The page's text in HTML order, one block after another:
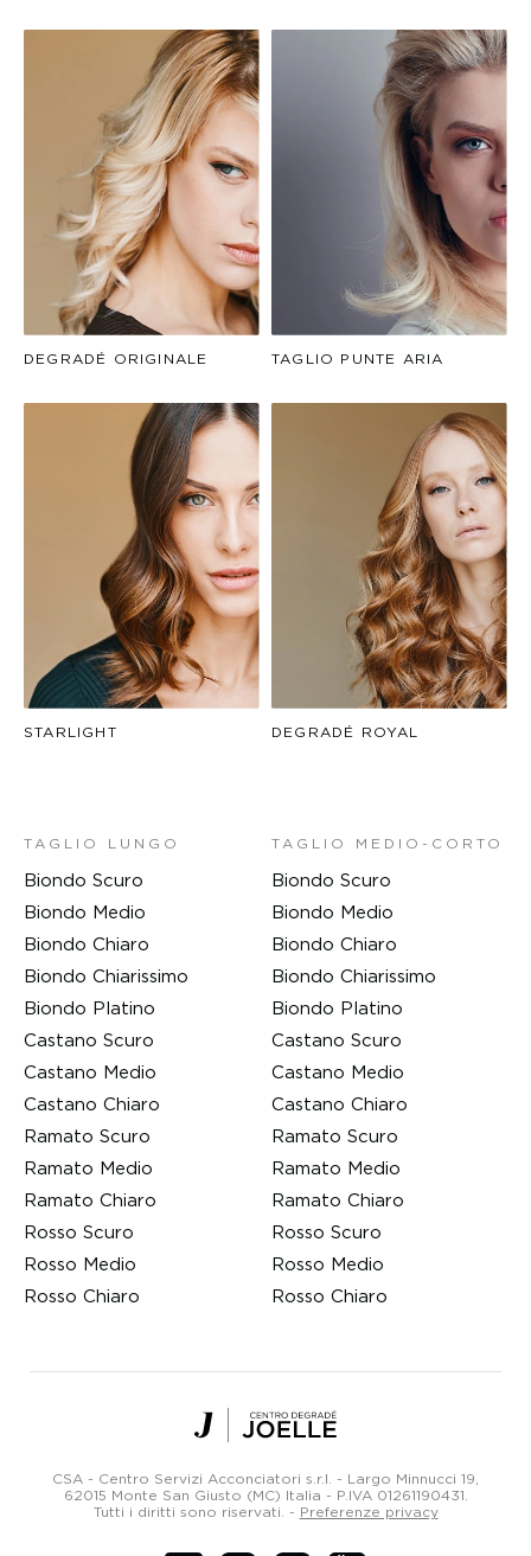
DEGRADÉ ORIGINALE TAGLIO PUNTE ARIA
STARLIGHT DEGRADÉ ROYAL
TAGLIO LUNGO
Biondo Scuro
Biondo Medio
Biondo Chiaro
Biondo Chiarissimo
Biondo Platino
Castano Scuro
Castano Medio
Castano Chiaro
Ramato Scuro
Ramato Medio
Ramato Chiaro
Rosso Scuro
Rosso Medio
Rosso Chiaro
TAGLIO MEDIO-CORTO
Biondo Scuro
Biondo Medio
Biondo Chiaro
Biondo Chiarissimo
Biondo Platino
Castano Scuro
Castano Medio
Castano Chiaro
Ramato Scuro
Ramato Medio
Ramato Chiaro
Rosso Scuro
Rosso Medio
Rosso Chiaro
Centro
Degradé
Parrucchieri
CSA - Centro Servizi Acconciatori s.r.l. - Largo Minnucci 19,
62015 Monte San Giusto (MC) Italia - P.IVA 01261190431.
Tutti i diritti sono riservati. - Preferenze privacy